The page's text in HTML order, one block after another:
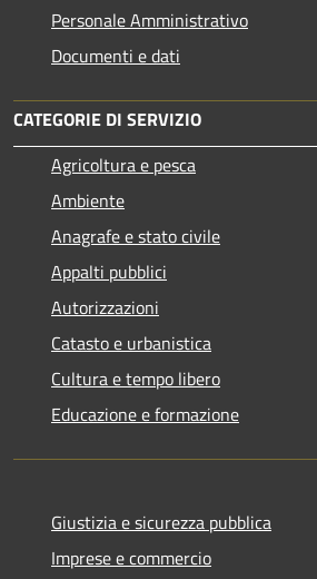
Personale Amministrativo
Documenti e dati
CATEGORIE DI SERVIZIO
Agricoltura e pesca
Ambiente
Anagrafe e stato civile
Appalti pubblici
Autorizzazioni
Catasto e urbanistica
Cultura e tempo libero
Educazione e formazione
Giustizia e sicurezza pubblica
Imprese e commercio